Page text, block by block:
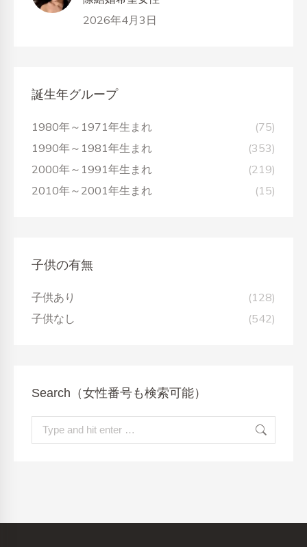
2026年4月3日
誕生年グループ
1980年～1971年生まれ
(75)
1990年～1981年生まれ
(353)
2000年～1991年生まれ
(219)
2010年～2001年生まれ
(15)
子供の有無
子供あり
(128)
子供なし
(542)
Search（女性番号も検索可能）
Search: